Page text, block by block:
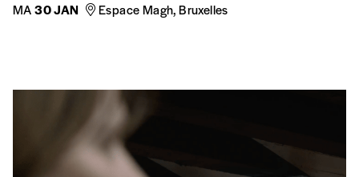
MA30 JAN Espace Magh, Bruxelles